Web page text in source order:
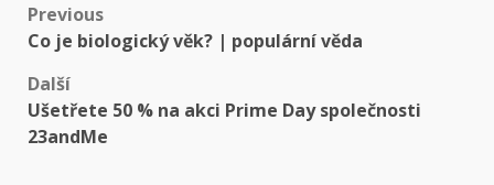
Post
navigation
Previous
Co je biologický věk? | populární věda
Další
Ušetřete 50 % na akci Prime Day společnosti
23andMe